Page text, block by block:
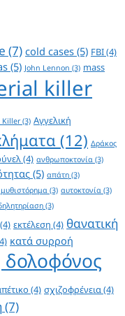
(7) cold cases (5) FBI(4)
(5) John Lennon (3) mass
killer
Killer(3) Αγγελική
(12) Δράκος
(4) ανθρωποκτονία (3)
(5) απάτη (3)
(3) αυτοκτονία (3)
(3)
(4) εκτέλεση (4) θανατική
κατά συρροή
(4) σχιζοφρένεια(4)
(7)